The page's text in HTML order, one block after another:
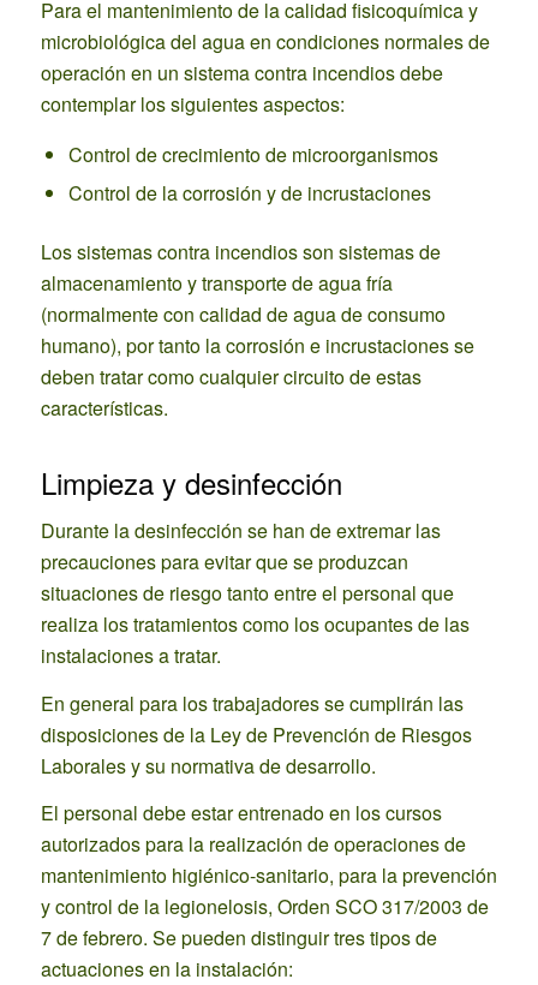
Para el mantenimiento de la calidad fisicoquímica y
microbiológica del agua en condiciones normales de
operación en un sistema contra incendios debe
contemplar los siguientes aspectos:
Control de crecimiento de microorganismos
Control de la corrosión y de incrustaciones
Los sistemas contra incendios son sistemas de
almacenamiento y transporte de agua fría
(normalmente con calidad de agua de consumo
humano), por tanto la corrosión e incrustaciones se
deben tratar como cualquier circuito de estas
características.
Limpieza y desinfección
Durante la desinfección se han de extremar las
precauciones para evitar que se produzcan
situaciones de riesgo tanto entre el personal que
realiza los tratamientos como los ocupantes de las
instalaciones a tratar.
En general para los trabajadores se cumplirán las
disposiciones de la Ley de Prevención de Riesgos
Laborales y su normativa de desarrollo.
El personal debe estar entrenado en los cursos
autorizados para la realización de operaciones de
mantenimiento higiénico-sanitario, para la prevención
y control de la legionelosis, Orden SCO 317/2003 de
7 de febrero. Se pueden distinguir tres tipos de
actuaciones en la instalación: